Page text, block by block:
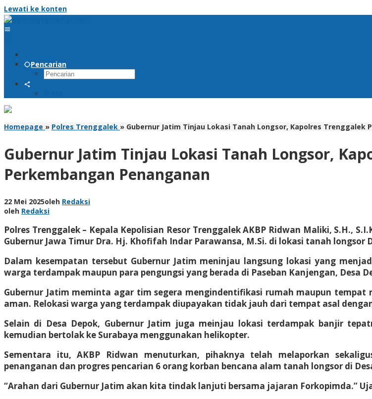
Lewati ke konten
Pencarian
Homepage » Polres Trenggalek » Gubernur Jatim Tinjau Lokasi Tanah Longsor, Kapolres Trenggalek
Gubernur Jatim Tinjau Lokasi Tanah Longsor,
Perkembangan Penanganan
22 Mei 2025oleh Redaksi
oleh Redaksi
Polres Trenggalek – Kepala Kepolisian Resor Trenggalek AKBP Ridwan Maliki, S.H.,
Gubernur Jawa Timur Dra. Hj. Khofifah Indar Parawansa, M.Si. di lokasi tanah longsor
Dalam kesempatan tersebut Gubernur Jatim meninjau langsung lokasi yang
warga terdampak maupun para pengungsi yang berada di Paseban Kanjengan, Desa
Gubernur Jatim meminta agar tim segera mengindentifikasi rumah maupun
aman. Relokasi warga yang terdampak diupayakan tidak jauh dari tempat asal
Selain di Desa Depok, Gubernur Jatim juga meinjau lokasi terdampak banjir
kemudian bertolak ke Surabaya menggunakan helikopter.
Sementara itu, AKBP Ridwan menuturkan, pihaknya telah melaporkan
penanganan dan progres pencarian 6 orang korban bencana alam tanah longsor di
“Arahan dari Gubernur Jatim akan kita tindak lanjuti bersama jajaran Forkopimda.”